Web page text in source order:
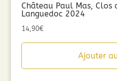
Château Paul Mas, Clos
Languedoc 2024
14,90€
Ajouter